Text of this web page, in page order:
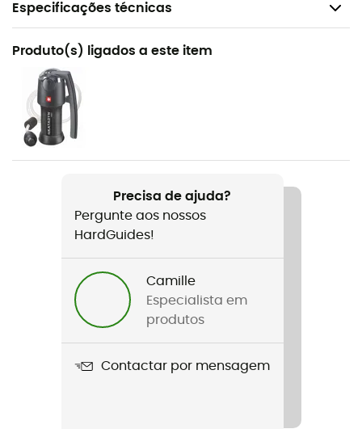
Especificações técnicas
Nome do produto
Produto(s) ligados a este item
Precisa de ajuda?
Pergunte aos nossos
HardGuides!
Camille
Especialista em
produtos
Contactar por mensagem